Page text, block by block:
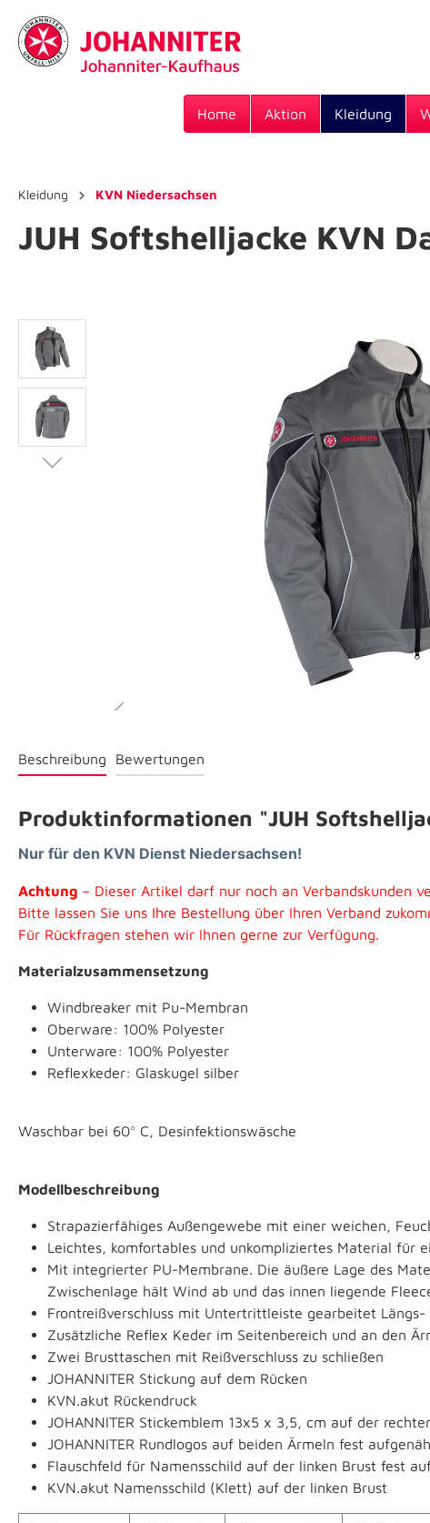
Home Aktion Kleidung
Kleidung KVN Niedersachsen
JUH Softshelljacke KVN
Beschreibung Bewertungen
Produktinformationen "JUH
Nur für den KVN Dienst Niedersachsen!
Achtung – Dieser Artikel darf nur noch an Verbandskunden
Bitte lassen Sie uns Ihre Bestellung über Ihren Verband
Für Rückfragen stehen wir Ihnen gerne zur Verfügung.
Materialzusammensetzung
Windbreaker mit Pu-Membran
Oberware: 100% Polyester
Unterware: 100% Polyester
Reflexkeder: Glaskugel silber
Waschbar bei 60° C, Desinfektionswäsche
Modellbeschreibung
Strapazierfähiges Außengewebe mit einer weichen,
Leichtes, komfortables und unkompliziertes Material für
Mit integrierter PU-Membrane. Die äußere Lage des
Zwischenlage hält Wind ab und das innen liegende
Frontreißverschluss mit Untertrittleiste gearbeitet
Zusätzliche Reflex Keder im Seitenbereich und an den
Zwei Brusttaschen mit Reißverschluss zu schließen
JOHANNITER Stickung auf dem Rücken
KVN.akut Rückendruck
JOHANNITER Stickemblem 13x5 x 3,5, cm auf der
JOHANNITER Rundlogos auf beiden Ärmeln fest
Flauschfeld für Namensschild auf der linken Brust fest
KVN.akut Namensschild (Klett) auf der linken Brust